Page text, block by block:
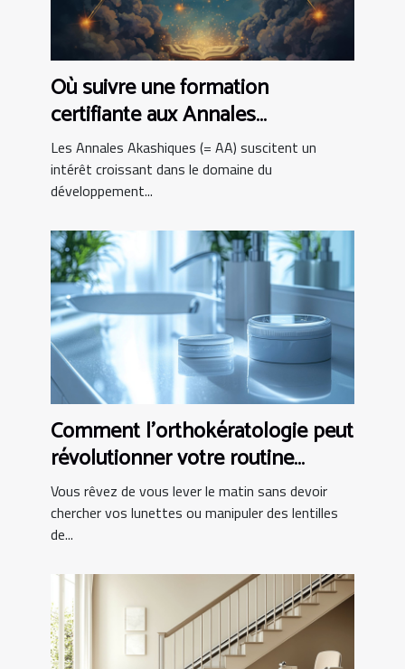
Où suivre une formation
certifiante aux Annales
Akashiques ?
Les Annales Akashiques (= AA) suscitent un
intérêt croissant dans le domaine du
développement...
Comment l'orthokératologie peut
révolutionner votre routine
matinale ?
Vous rêvez de vous lever le matin sans devoir
chercher vos lunettes ou manipuler des lentilles
de...